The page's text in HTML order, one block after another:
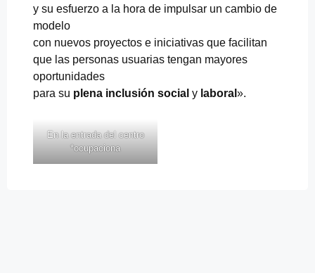
y su esfuerzo a la hora de impulsar un cambio de
modelo
con nuevos proyectos e iniciativas que facilitan
que las personas usuarias tengan mayores
oportunidades
para su plena inclusión social y laboral ».
En la entrada del centro
*ocupaciona